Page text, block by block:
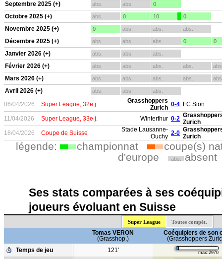
Septembre 2025 (+) abs. abs. 0
Octobre 2025 (+) abs. 0 10 0
Novembre 2025 (+) 0 abs. abs. abs.
Décembre 2025 (+) abs. abs. abs. 0 0
Janvier 2026 (+) abs. abs. abs.
Février 2026 (+) abs. abs. abs. abs.
Mars 2026 (+) abs. abs. abs. abs.
Avril 2026 (+) abs. abs. abs.
06/04/2026 Super League, 32e j.
Grasshoppers
Zurich 0-4 FC Sion
11/04/2026 Super League, 33e j. Winterthur 0-2 Zurich
18/04/2026
Coupe de Suisse
Stade Lausanne-
Ouchy 2-0 Zurich
légende: championnat
coupe(s)
d'europe
abs. absent
Ses stats comparées à ses
joueurs évoluant en Suisse
Super League Toutes compét.
Tomas VERON
(Grasshop.)
Coéquipiers de son
(Grasshoppers
Temps de jeu
121' max:2970